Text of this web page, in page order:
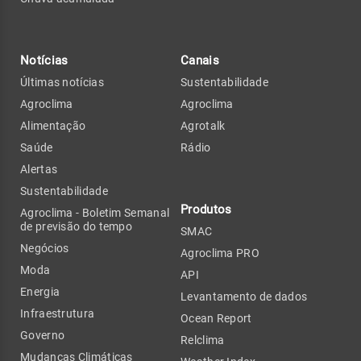
Notícias
Últimas notícias
Agroclima
Alimentação
Saúde
Alertas
Sustentabilidade
Agroclima - Boletim Semanal
de previsão do tempo
Negócios
Moda
Energia
Infraestrutura
Governo
Mudanças Climáticas
Canais
Sustentabilidade
Agroclima
Agrotalk
Rádio
Produtos
SMAC
Agroclima PRO
API
Levantamento de dados
Ocean Report
Relclima